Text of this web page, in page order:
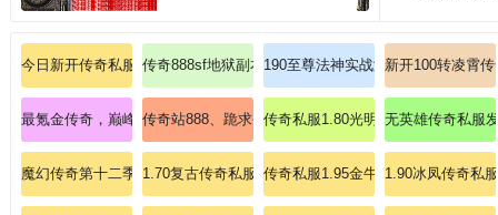
今日新开传奇私服：传奇安卓大神揭秘法师雷电术终极奥义！
传奇888sf地狱副本首曝！组队鏖战暗之黄泉教主！
190至尊法神实战测评道士幽灵盾技
新开100转凌霄
最氪金传奇，巅峰盛宴凑齐神装激活符咒
传奇站888、跪求圣战戒指(战)？传奇私服1.80光明版：加入传奇私
无英雄传奇私服
魔幻传奇第十二季法师如何极致优化魔法盾？
1.70复古传奇私服长久：长期稳定运行的1.70版本复古
传奇私服1.95金牛合击：金牛合击，
1.90冰凤传奇私